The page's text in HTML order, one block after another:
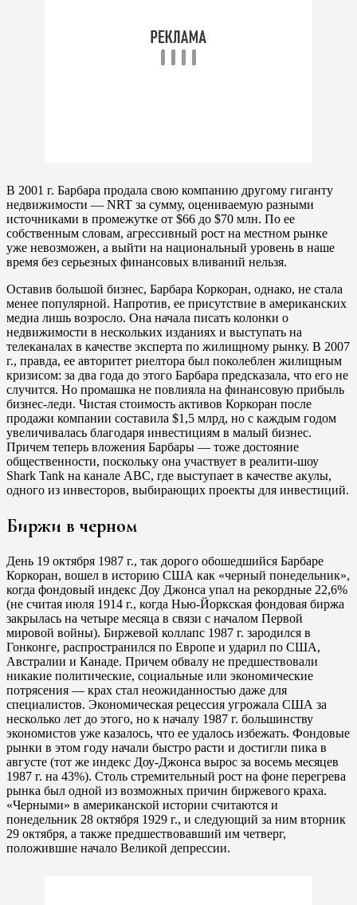
В 2001 г. Барбара продала свою компанию другому гиганту
недвижимости — NRT за сумму, оцениваемую разными
источниками в промежутке от $66 до $70 млн. По ее
собственным словам, агрессивный рост на местном рынке
уже невозможен, а выйти на национальный уровень в наше
время без серьезных финансовых вливаний нельзя.
Оставив большой бизнес, Барбара Коркоран, однако, не стала
менее популярной. Напротив, ее присутствие в американских
медиа лишь возросло. Она начала писать колонки о
недвижимости в нескольких изданиях и выступать на
телеканалах в качестве эксперта по жилищному рынку. В 2007
г., правда, ее авторитет риелтора был поколеблен жилищным
кризисом: за два года до этого Барбара предсказала, что его не
случится. Но промашка не повлияла на финансовую прибыль
бизнес-леди. Чистая стоимость активов Коркоран после
продажи компании составила $1,5 млрд, но с каждым годом
увеличивалась благодаря инвестициям в малый бизнес.
Причем теперь вложения Барбары — тоже достояние
общественности, поскольку она участвует в реалити-шоу
Shark Tank на канале ABC, где выступает в качестве акулы,
одного из инвесторов, выбирающих проекты для инвестиций.
Биржи в черном
День 19 октября 1987 г., так дорого обошедшийся Барбаре
Коркоран, вошел в историю США как «черный понедельник»,
когда фондовый индекс Доу Джонса упал на рекордные 22,6%
(не считая июля 1914 г., когда Нью-Йоркская фондовая биржа
закрылась на четыре месяца в связи с началом Первой
мировой войны). Биржевой коллапс 1987 г. зародился в
Гонконге, распространился по Европе и ударил по США,
Австралии и Канаде. Причем обвалу не предшествовали
никакие политические, социальные или экономические
потрясения — крах стал неожиданностью даже для
специалистов. Экономическая рецессия угрожала США за
несколько лет до этого, но к началу 1987 г. большинству
экономистов уже казалось, что ее удалось избежать. Фондовые
рынки в этом году начали быстро расти и достигли пика в
августе (тот же индекс Доу-Джонса вырос за восемь месяцев
1987 г. на 43%). Столь стремительный рост на фоне перегрева
рынка был одной из возможных причин биржевого краха.
«Черными» в американской истории считаются и
понедельник 28 октября 1929 г., и следующий за ним вторник
29 октября, а также предшествовавший им четверг,
положившие начало Великой депрессии.